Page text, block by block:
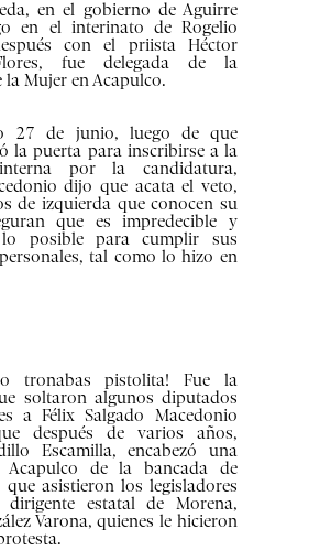
en el gobierno de Aguirre
en el interinato de Rogelio
con el priista Héctor
fue delegada de la
la Mujer en Acapulco.
27 de junio, luego de que
la puerta para inscribirse a la
por la candidatura,
dijo que acata el veto,
de izquierda que conocen su
que es impredecible y
posible para cumplir sus
tal como lo hizo en
tronabas pistolita! Fue la
soltaron algunos diputados
a Félix Salgado Macedonio
después de varios años,
Escamilla, encabezó una
Acapulco de la bancada de
asistieron los legisladores
dirigente estatal de Morena,
Varona, quienes le hicieron